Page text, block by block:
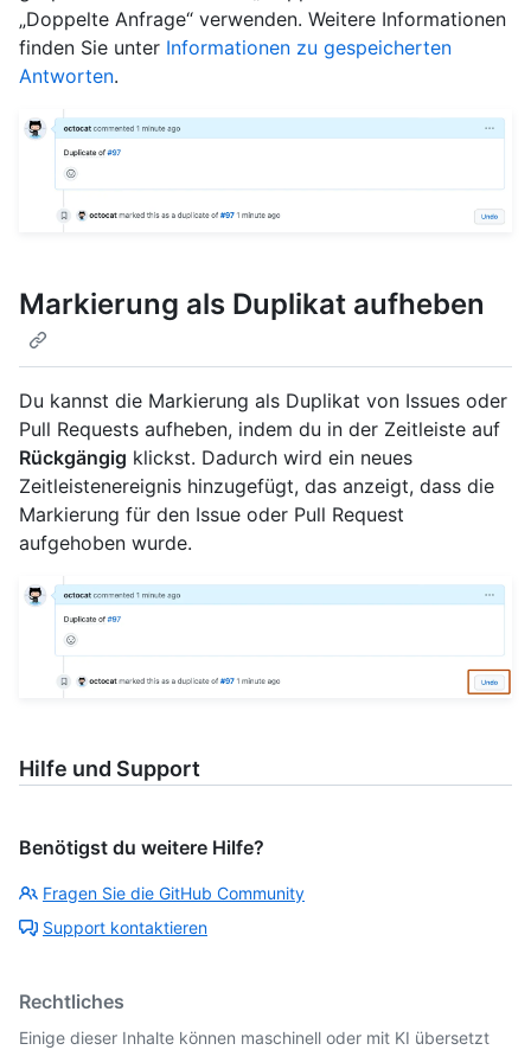
„Doppelte Anfrage“ verwenden. Weitere Informationen
finden Sie unter Informationen zu gespeicherten
Antworten.
Markierung als Duplikat aufheben
Du kannst die Markierung als Duplikat von Issues oder
Pull Requests aufheben, indem du in der Zeitleiste auf
Rückgängig klickst. Dadurch wird ein neues
Zeitleistenereignis hinzugefügt, das anzeigt, dass die
Markierung für den Issue oder Pull Request
aufgehoben wurde.
Hilfe und Support
Benötigst du weitere Hilfe?
Fragen Sie die GitHub Community
Support kontaktieren
Rechtliches
Einige dieser Inhalte können maschinell oder mit KI übersetzt